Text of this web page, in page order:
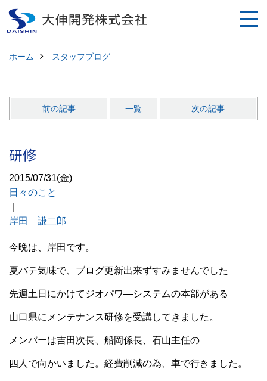
ホーム スタッフブログ
前の記事 一覧 次の記事
研修
2015/07/31(金)
日々のこと
岸田 謙二郎
今晩は、岸田です。
夏バテ気味で、ブログ更新出来ずすみませんでした
先週土日にかけてジオパワ―システムの本部がある
山口県にメンテナンス研修を受講してきました。
メンバーは吉田次長、船岡係長、石山主任の
四人で向かいました。経費削減の為、車で行きました。